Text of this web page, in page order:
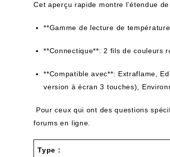
Cet aperçu rapide montre l’étendue
**Gamme de lecture de
**Connectique**: 2 fils‍ de couleurs
**Compatible avec**: Extraflame,
version à écran​ 3 touches),
Pour ceux qui ont des questions
forums en⁢ ligne.
Type :